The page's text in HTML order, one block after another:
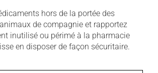
hors de la portée des
de compagnie et rapportez
inutilisé ou périmé à la pharmacie
en disposer de façon sécuritaire.